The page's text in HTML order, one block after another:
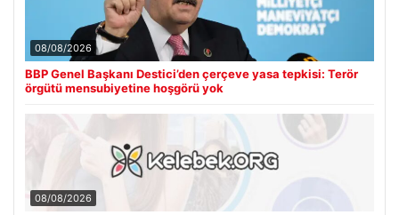
08/08/2026
BBP Genel Başkanı Destici’den çerçeve yasa tepkisi: Terör
örgütü mensubiyetine hoşgörü yok
08/08/2026